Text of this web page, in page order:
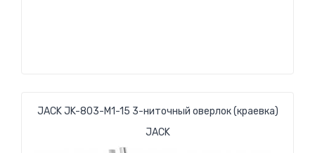
JACK JK-803-M1-15 3-ниточный оверлок (краевка)
JACK